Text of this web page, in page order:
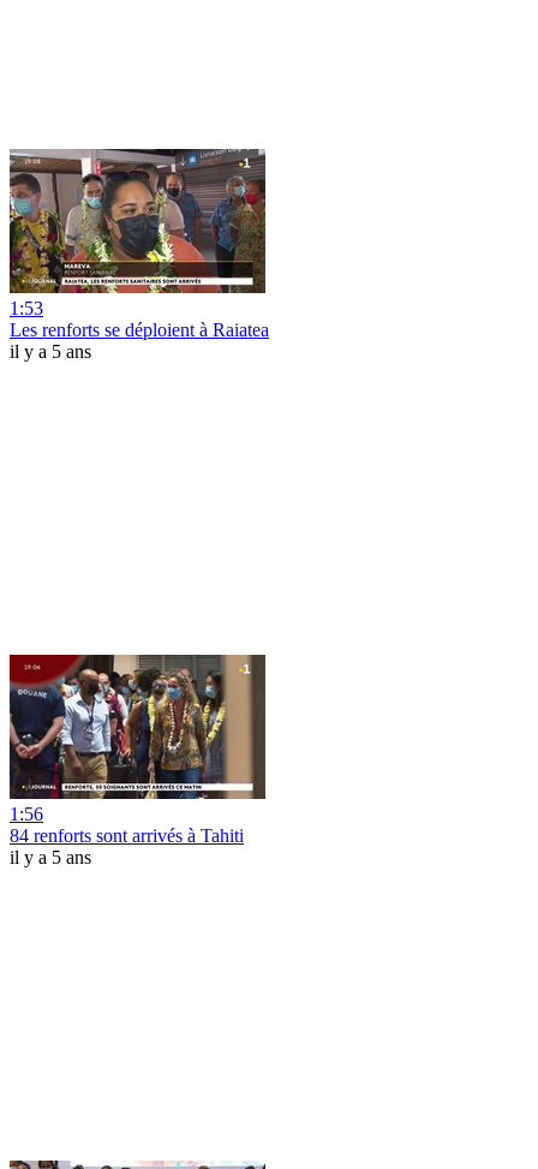
1:53
Les renforts se déploient à Raiatea
il y a 5 ans
1:56
84 renforts sont arrivés à Tahiti
il y a 5 ans